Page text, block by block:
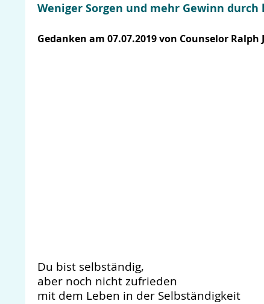
Weniger Sorgen und mehr Gewinn
Gedanken am 07.07.2019 von Counselor
Du bist selbständig,
aber noch nicht zufrieden
mit dem Leben in der Selbständigkeit